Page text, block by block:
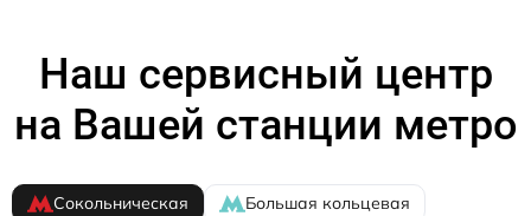
Наш сервисный центр
на Вашей станции метро
Сокольническая
Большая кольцевая